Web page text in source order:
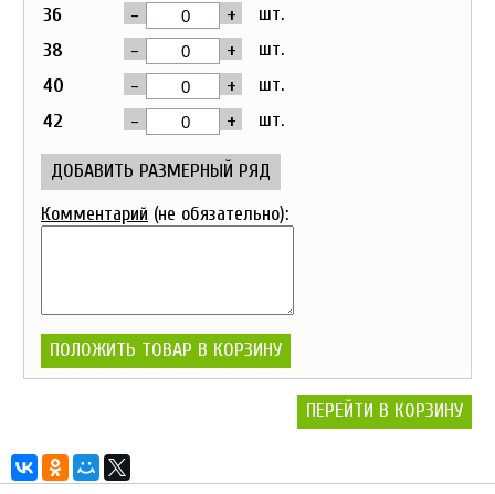
36
- +
шт.
38
- +
шт.
40
- +
шт.
42
- + шт.
ДОБАВИТЬ РАЗМЕРНЫЙ РЯД
Комментарий (не обязательно):
ПОЛОЖИТЬ ТОВАР В КОРЗИНУ
ПЕРЕЙТИ В КОРЗИНУ